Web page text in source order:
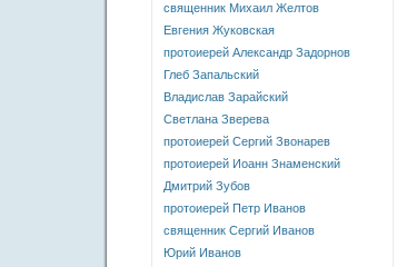
священник Михаил Желтов
Евгения Жуковская
протоиерей Александр Задорнов
Глеб Запальский
Владислав Зарайский
Светлана Зверева
протоиерей Сергий Звонарев
протоиерей Иоанн Знаменский
Дмитрий Зубов
протоиерей Петр Иванов
священник Сергий Иванов
Юрий Иванов